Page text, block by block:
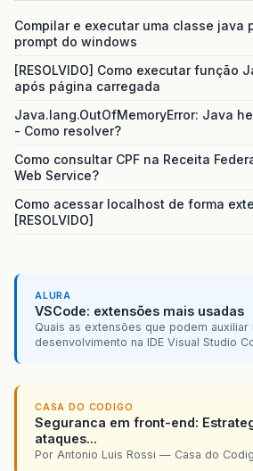
Compilar e executar uma classe java
prompt do windows
[RESOLVIDO] Como executar função
após página carregada
Java.lang.OutOfMemoryError: Java
- Como resolver?
Como consultar CPF na Receita
Web Service?
Como acessar localhost de forma
[RESOLVIDO]
ALURA
VSCode: extensões mais usadas
Quais as extensões que podem auxiliar
desenvolvimento na IDE Visual Studio
CASA DO CODIGO
Seguranca em front-end:
ataques...
Por Antonio Luis Rossi — Casa do